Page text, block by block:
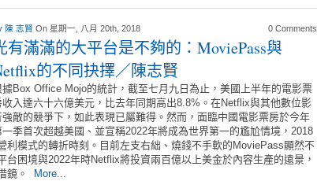
陳 志賢 On 星期一, 八月 20th, 2018 0 Comments
有滿滿的大平台是不夠的：MoviePass與
的不同抉擇／陳志賢
據Box Office Mojo的統計，截至七月九日為止，美國上半年的電影票
收入達六十六億美元，比去年同期高出8.8%。在Netflix與其他數位影
強敵的競爭下，如此表現已屬難得。然而，面臨中國電影票房於今年
一季首次超越美國、並宣稱2022年將成為世界第一的尷尬情境，2018
利模式的轉折時刻。目前左支右絀、燒錢不手軟的MoviePass顯然不
困境與2022年時Netflix將投資兩百億以上美金於內容生產的遠景，
鏡。
More...